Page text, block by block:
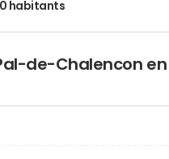
habitants
de-Chalencon en